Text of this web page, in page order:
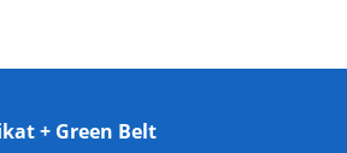
+ Green Belt